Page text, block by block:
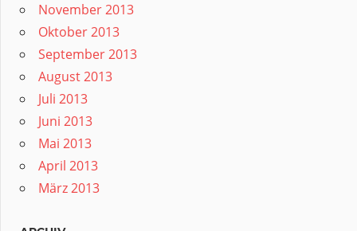
November 2013
Oktober 2013
September 2013
August 2013
Juli 2013
Juni 2013
Mai 2013
April 2013
März 2013